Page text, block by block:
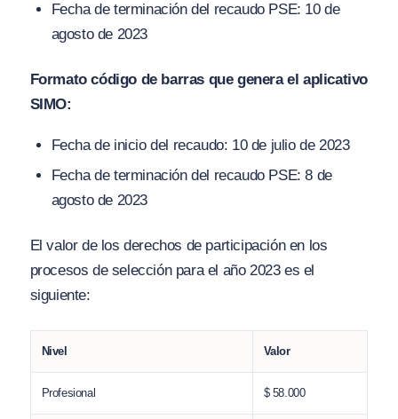
Fecha de terminación del recaudo PSE: 10 de
agosto de 2023
Formato código de barras que genera el aplicativo
SIMO:
Fecha de inicio del recaudo: 10 de julio de 2023
Fecha de terminación del recaudo PSE: 8 de
agosto de 2023
El valor de los derechos de participación en los
procesos de selección para el año 2023 es el
siguiente:
Nivel Valor
Profesional $ 58.000